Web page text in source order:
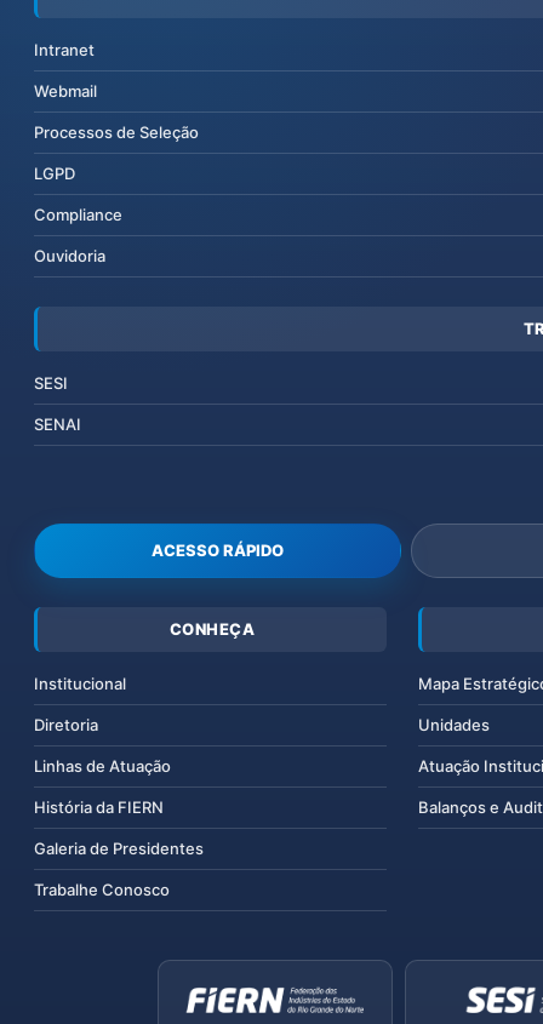
Intranet
Webmail
Processos de Seleção
LGPD
Compliance
Ouvidoria
SESI
SENAI
ACESSO RÁPIDO
CONHEÇA
Institucional
Diretoria
Linhas de Atuação
História da FIERN
Galeria de Presidentes
Trabalhe Conosco
Mapa
Unidades
Atuação
Balanços e